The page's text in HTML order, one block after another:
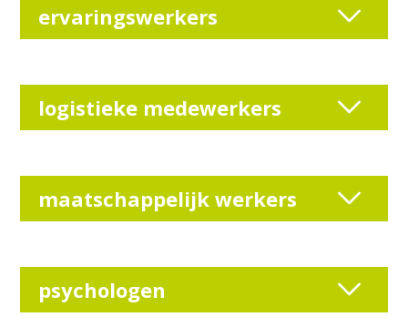
ervaringswerkers
logistieke medewerkers
maatschappelijk werkers
psychologen